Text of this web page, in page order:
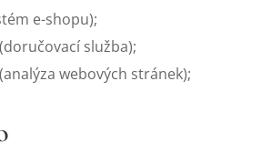
e-shopu);
služba);
webových stránek);